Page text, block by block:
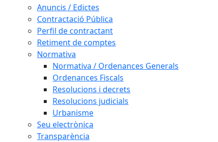
Anuncis / Edictes
Contractació Pública
Perfil de contractant
Retiment de comptes
Normativa
Normativa / Ordenances Generals
Ordenances Fiscals
Resolucions i decrets
Resolucions judicials
Urbanisme
Seu electrònica
Transparència